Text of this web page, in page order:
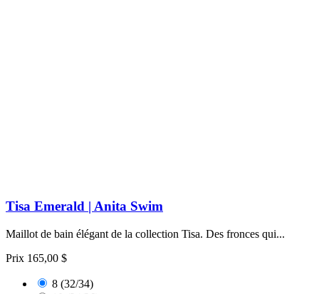
Tisa Emerald | Anita Swim
Maillot de bain élégant de la collection Tisa. Des fronces qui...
Prix 165,00 $
8 (32/34)